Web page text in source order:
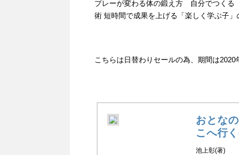
プレーが変わる体の鍛え方 自分でつくる
術 短時間で成果を上げる「楽しく学ぶ子」
こちらは日替わりセールの為、期間は2020
おとな
こへ行
池上彰(著)